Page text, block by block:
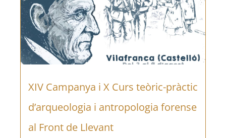
XIV Campanya i X Curs teòric-pràctic
d’arqueologia i antropologia forense
al Front de Llevant